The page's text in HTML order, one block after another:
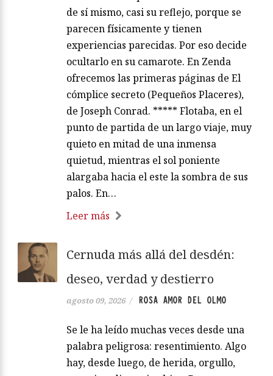
de sí mismo, casi su reflejo, porque se
parecen físicamente y tienen
experiencias parecidas. Por eso decide
ocultarlo en su camarote. En Zenda
ofrecemos las primeras páginas de El
cómplice secreto (Pequeños Placeres),
de Joseph Conrad. ***** Flotaba, en el
punto de partida de un largo viaje, muy
quieto en mitad de una inmensa
quietud, mientras el sol poniente
alargaba hacia el este la sombra de sus
palos. En…
Leer más
Cernuda más allá del desdén:
deseo, verdad y destierro
agosto 09, 2026 / ROSA AMOR DEL OLMO
Se le ha leído muchas veces desde una
palabra peligrosa: resentimiento. Algo
hay, desde luego, de herida, orgullo,